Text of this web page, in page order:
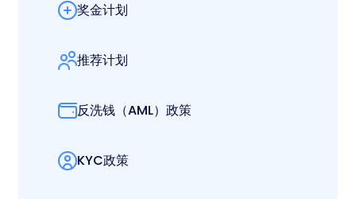
奖金计划
推荐计划
反洗钱（AML）政策
KYC政策